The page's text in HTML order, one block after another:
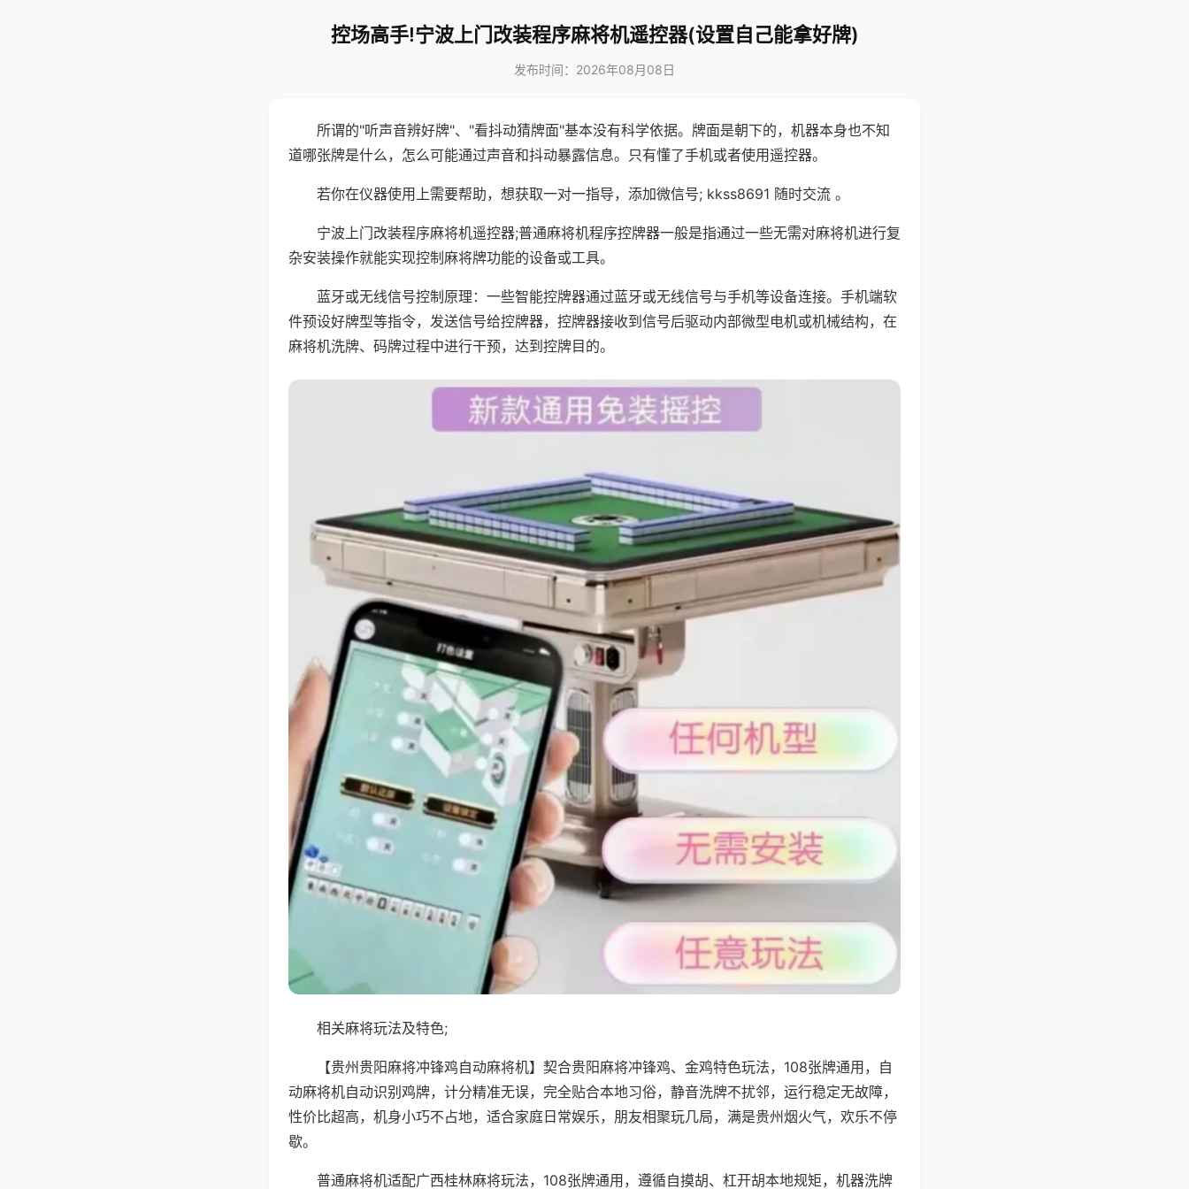
控场高手!宁波上门改装程序麻将机遥控器(设置自己能拿好牌)
发布时间：2026年08月08日
所谓的"听声音辨好牌"、"看抖动猜牌面"基本没有科学依据。牌面是朝下的，机器本身也不知
道哪张牌是什么，怎么可能通过声音和抖动暴露信息。只有懂了手机或者使用遥控器。
若你在仪器使用上需要帮助，想获取一对一指导，添加微信号; kkss8691 随时交流 。
宁波上门改装程序麻将机遥控器;普通麻将机程序控牌器一般是指通过一些无需对麻将机进行复
杂安装操作就能实现控制麻将牌功能的设备或工具。
蓝牙或无线信号控制原理：一些智能控牌器通过蓝牙或无线信号与手机等设备连接。手机端软
件预设好牌型等指令，发送信号给控牌器，控牌器接收到信号后驱动内部微型电机或机械结构，在
麻将机洗牌、码牌过程中进行干预，达到控牌目的。
相关麻将玩法及特色;
【贵州贵阳麻将冲锋鸡自动麻将机】契合贵阳麻将冲锋鸡、金鸡特色玩法，108张牌通用，自
动麻将机自动识别鸡牌，计分精准无误，完全贴合本地习俗，静音洗牌不扰邻，运行稳定无故障，
性价比超高，机身小巧不占地，适合家庭日常娱乐，朋友相聚玩几局，满是贵州烟火气，欢乐不停
歇。
普通麻将机适配广西桂林麻将玩法，108张牌通用，遵循自摸胡、杠开胡本地规矩，机器洗牌